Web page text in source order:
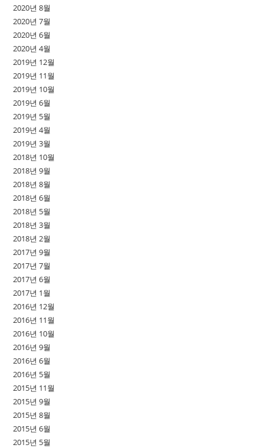
2020년 8월
2020년 7월
2020년 6월
2020년 4월
2019년 12월
2019년 11월
2019년 10월
2019년 6월
2019년 5월
2019년 4월
2019년 3월
2018년 10월
2018년 9월
2018년 8월
2018년 6월
2018년 5월
2018년 3월
2018년 2월
2017년 9월
2017년 7월
2017년 6월
2017년 1월
2016년 12월
2016년 11월
2016년 10월
2016년 9월
2016년 6월
2016년 5월
2015년 11월
2015년 9월
2015년 8월
2015년 6월
2015년 5월